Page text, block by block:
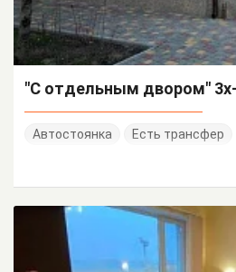
Автостоянка Есть трансфер